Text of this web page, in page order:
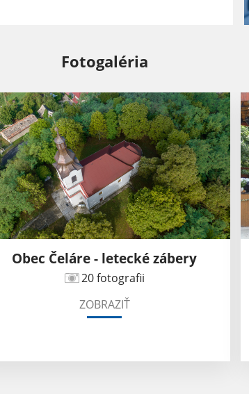
Fotogaléria
Obec Čeláre - letecké zábery
20 fotografii
ZOBRAZIŤ